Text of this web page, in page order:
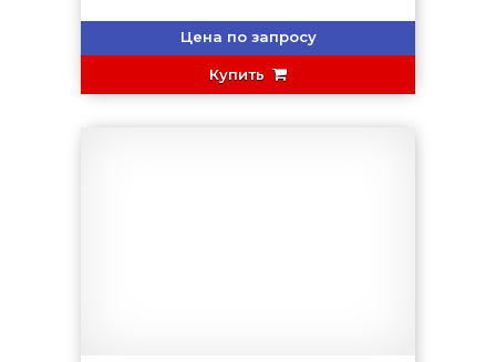
Цена по запросу
Купить